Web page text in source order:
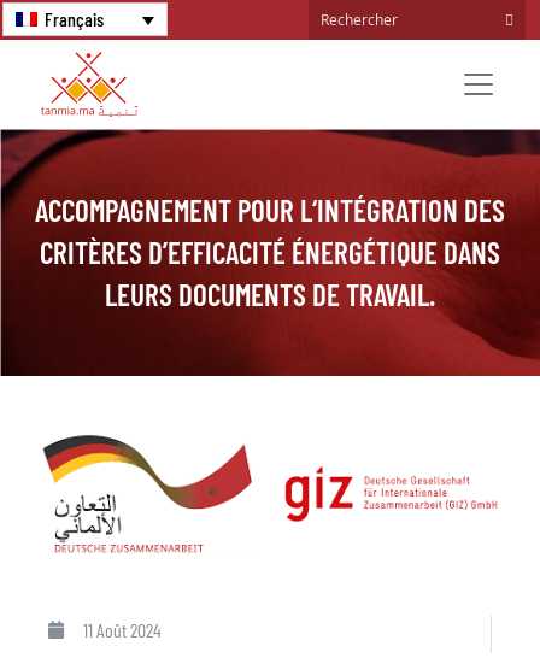
Français
ACCOMPAGNEMENT POUR L‘INTÉGRATION DES
CRITÈRES D’EFFICACITÉ ÉNERGÉTIQUE DANS
LEURS DOCUMENTS DE TRAVAIL.
11 Août 2024